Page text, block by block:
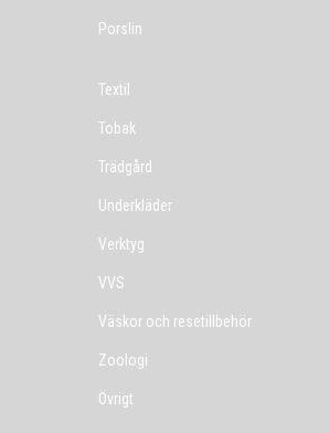
Porslin
Textil
Tobak
Trädgård
Underkläder
Verktyg
VVS
Väskor och resetillbehör
Zoologi
Övrigt